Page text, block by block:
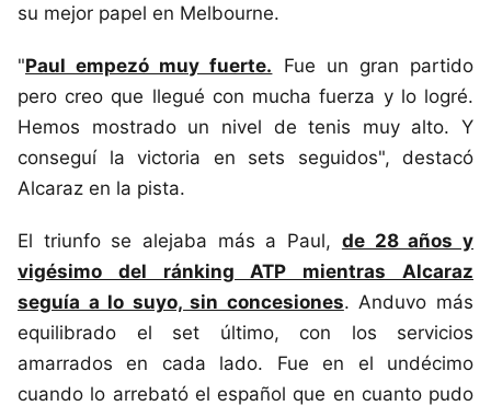
su mejor papel en Melbourne.
"Paul empezó muy fuerte. Fue un gran partido
pero creo que llegué con mucha fuerza y lo logré.
Hemos mostrado un nivel de tenis muy alto. Y
conseguí la victoria en sets seguidos", destacó
Alcaraz en la pista.
El triunfo se alejaba más a Paul, de 28 años y
vigésimo del ránking ATP mientras Alcaraz
seguía a lo suyo, sin concesiones. Anduvo más
equilibrado el set último, con los servicios
amarrados en cada lado. Fue en el undécimo
cuando lo arrebató el español que en cuanto pudo